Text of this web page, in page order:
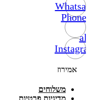
Phone-
alt
אמירוז
משלוחים
מדיניות פרטיות